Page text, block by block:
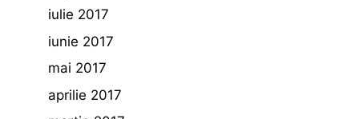
iulie 2017
iunie 2017
mai 2017
aprilie 2017